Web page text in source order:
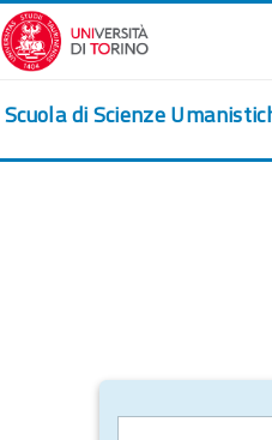
Перейти к основному
Scuola di Scienze